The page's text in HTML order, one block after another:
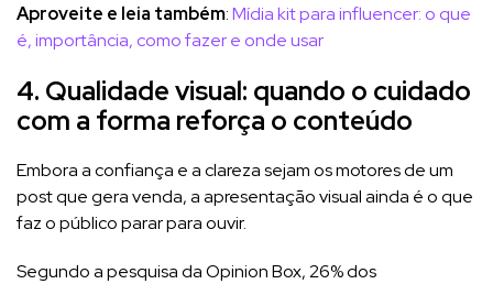
Aproveite e leia também:Mídia kit para influencer: o que
é, importância, como fazer e onde usar
4. Qualidade visual: quando o cuidado
com a forma reforça o conteúdo
Embora a confiança e a clareza sejam os motores de um
post que gera venda, a apresentação visual ainda é o que
faz o público parar para ouvir.
Segundo a pesquisa da Opinion Box, 26% dos